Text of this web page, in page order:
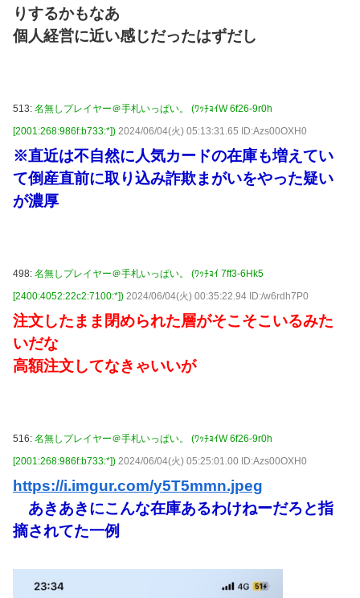
りするかもなあ
個人経営に近い感じだったはずだし
513: 名無しプレイヤー＠手札いっぱい。 (ﾜｯﾁｮｲW 6f26-9r0h
[2001:268:986f:b733:*]) 2024/06/04(火) 05:13:31.65 ID:Azs00OXH0
※直近は不自然に人気カードの在庫も増えてい
て倒産直前に取り込み詐欺まがいをやった疑い
が濃厚
498: 名無しプレイヤー＠手札いっぱい。 (ﾜｯﾁｮｲ 7ff3-6Hk5
[2400:4052:22c2:7100:*]) 2024/06/04(火) 00:35:22.94 ID:/w6rdh7P0
注文したまま閉められた層がそこそこいるみた
いだな
高額注文してなきゃいいが
516: 名無しプレイヤー＠手札いっぱい。 (ﾜｯﾁｮｲW 6f26-9r0h
[2001:268:986f:b733:*]) 2024/06/04(火) 05:25:01.00 ID:Azs00OXH0
https://i.imgur.com/y5T5mmn.jpeg
あきあきにこんな在庫あるわけねーだろと指
摘されてた一例